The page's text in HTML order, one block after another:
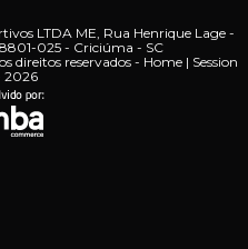
LTDA ME, Rua Henrique Lage -
025 - Criciúma - SC
direitos reservados - Home | Session
2026